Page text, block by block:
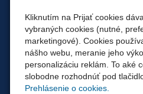
Kliknutím na Prijať cookies
vybraných cookies (nutné,
marketingové). Cookies
nášho webu, meranie jeho
personalizáciu reklám. To aké
slobodne rozhodnúť pod
Prehlásenie o cookies.